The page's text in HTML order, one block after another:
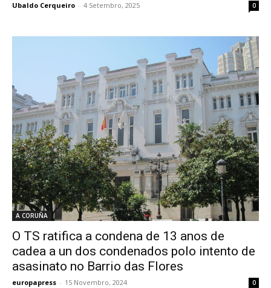
Ubaldo Cerqueiro - 4 Setembro, 2025 0
A CORUÑA
O TS ratifica a condena de 13 anos de
cadea a un dos condenados polo intento de
asasinato no Barrio das Flores
europapress - 15 Novembro, 2024 0